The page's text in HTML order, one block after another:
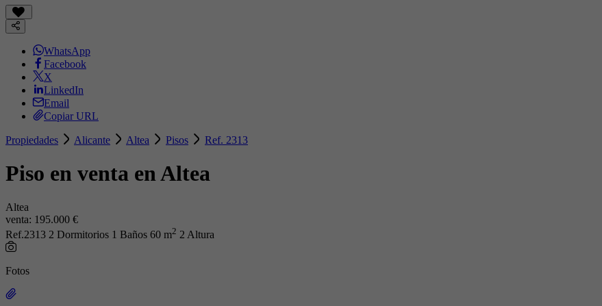
WhatsApp
Facebook
X
LinkedIn
Email
Copiar URL
Propiedades Alicante Altea Pisos Ref. 2313
Piso en venta en Altea
Altea
venta: 195.000 €
Ref.2313 2 Dormitorios 1 Baños 60 m2 2 Altura
Fotos